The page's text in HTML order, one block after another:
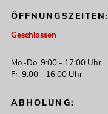
ÖFFNUNGSZEITEN:
Geschlossen
Mo.-Do. 9:00 - 17:00 Uhr
Fr. 9:00 - 16:00 Uhr
ABHOLUNG: